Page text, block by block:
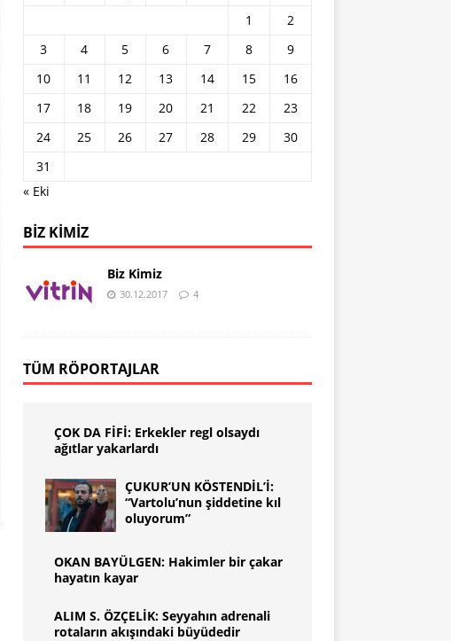
1
2
3
4 5 6 7 8
9
10
11 12 13 14 15
16
17
18 19 20 21 22
23
24
25 26 27 28 29
30
31
« Eki
BIZ KIMIZ
Biz Kimiz
30.12.2017 4
TÜM RÖPORTAJLAR
ÇOK DA FİFİ: Erkekler regl olsaydı
ağıtlar yakarlardı
ÇUKUR’UN KÖSTENDİL’İ:
“Vartolu’nun şiddetine kıl
oluyorum”
OKAN BAYÜLGEN: Hakimler bir çakar
hayatın kayar
ALIM S. ÖZÇELİK: Seyyahın adrenali
rotaların akışındaki büyüdedir